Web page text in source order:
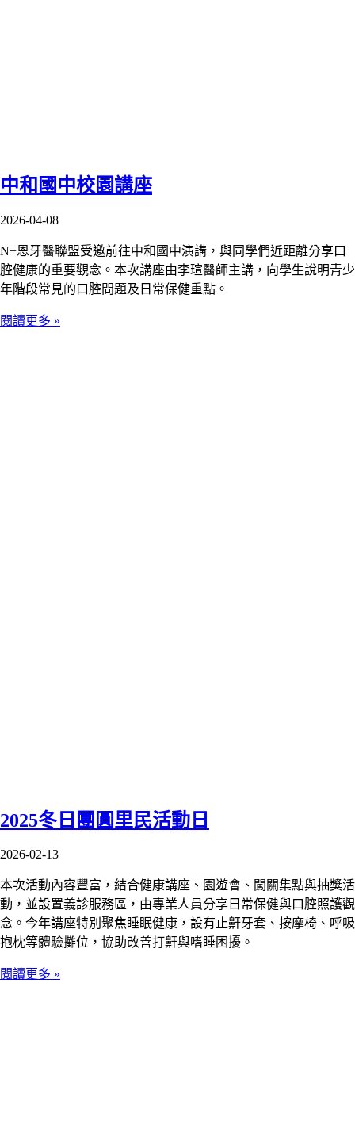
中和國中校園講座
2026-04-08
N+恩牙醫聯盟受邀前往中和國中演講，與同學們近距離分享口
腔健康的重要觀念。本次講座由李瑄醫師主講，向學生說明青少
年階段常見的口腔問題及日常保健重點。
閱讀更多 »
2025冬日團圓里民活動日
2026-02-13
本次活動內容豐富，結合健康講座、園遊會、闖關集點與抽獎活
動，並設置義診服務區，由專業人員分享日常保健與口腔照護觀
念。今年講座特別聚焦睡眠健康，設有止鼾牙套、按摩椅、呼吸
抱枕等體驗攤位，協助改善打鼾與嗜睡困擾。
閱讀更多 »